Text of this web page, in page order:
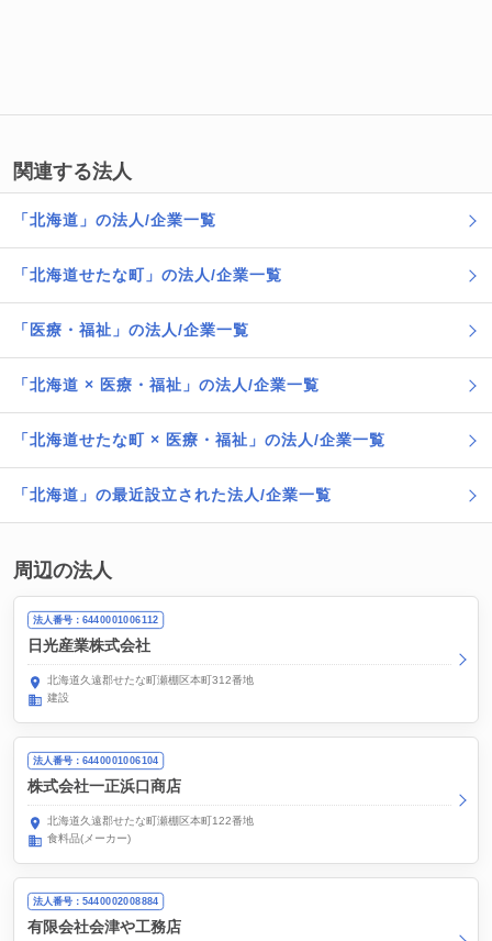
関連する法人
「北海道」の法人/企業一覧
「北海道せたな町」の法人/企業一覧
「医療・福祉」の法人/企業一覧
「北海道 × 医療・福祉」の法人/企業一覧
「北海道せたな町 × 医療・福祉」の法人/企業一覧
「北海道」の最近設立された法人/企業一覧
周辺の法人
法人番号：6440001006112
日光産業株式会社
北海道久遠郡せたな町瀬棚区本町312番地
建設
法人番号：6440001006104
株式会社一正浜口商店
北海道久遠郡せたな町瀬棚区本町122番地
食料品(メーカー)
法人番号：5440002008884
有限会社会津や工務店